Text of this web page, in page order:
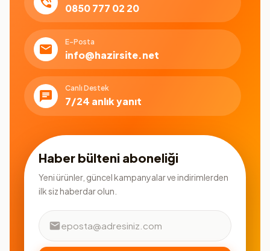
0850 777 02 20
E-Posta
info@hazirsite.net
Canlı Destek
7/24 anlık yanıt
Haber bülteni aboneliği
Yeni ürünler, güncel kampanyalar ve indirimlerden
ilk siz haberdar olun.